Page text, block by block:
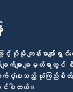
ပိုမို ကျန်းမာပျော်ရွှင်
ျား ချမှတ်ရာတွင် စိတ်ခ
က်ပံ့ပေးသည့် ယုံကြည်စိတ်ချ
ျင်ပါတယ်။